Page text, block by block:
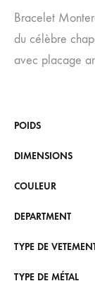
Bracelet
du célèbre
avec placage
POIDS
DIMENSIONS
COULEUR
DEPARTMENT
TYPE DE
TYPE DE MÉTAL